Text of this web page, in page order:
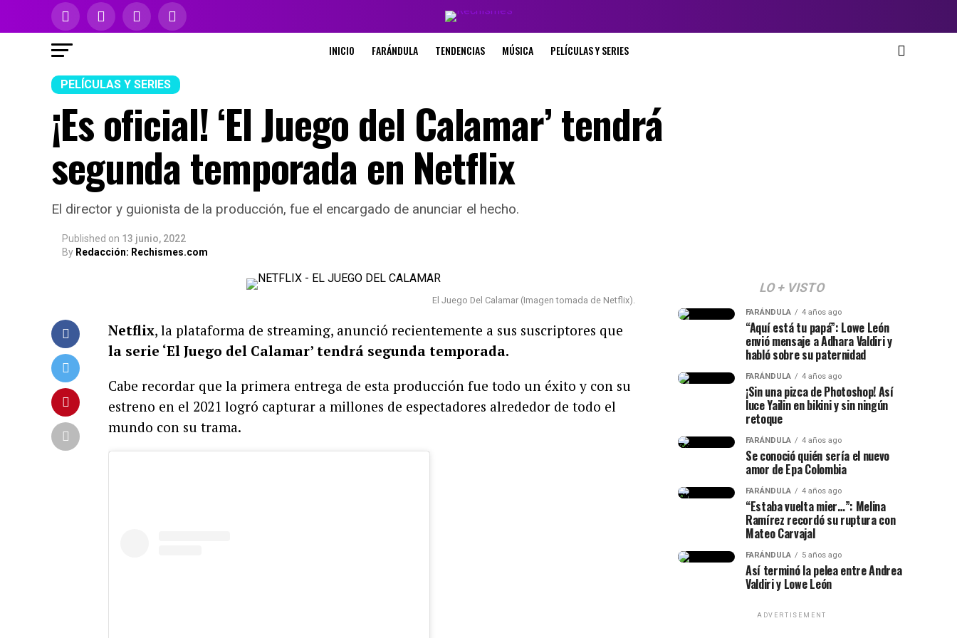
INICIO FARÁNDULA TENDENCIAS MÚSICA PELÍCULAS Y SERIES
PELÍCULAS Y SERIES
¡Es oficial! ‘El Juego del Calamar’ tendrá
segunda temporada en Netflix
El director y guionista de la producción, fue el encargado de anunciar el hecho.
Published on 13 junio, 2022
By Redacción: Rechismes.com
El Juego Del Calamar (Imagen tomada de Netflix).
Netflix, la plataforma de streaming, anunció recientemente a sus suscriptores que
la serie ‘El Juego del Calamar’ tendrá segunda temporada.
Cabe recordar que la primera entrega de esta producción fue todo un éxito y con su
estreno en el 2021 logró capturar a millones de espectadores alrededor de todo el
mundo con su trama.
LO + VISTO
FARÁNDULA 4 años ago
“Aquí está tu papá”: Lowe León
envió mensaje a Adhara Valdiri y
habló sobre su paternidad
FARÁNDULA 4 años ago
¡Sin una pizca de Photoshop! Así
luce Yailin en bikini y sin ningún
retoque
FARÁNDULA 4 años ago
Se conoció quién sería el nuevo
amor de Epa Colombia
FARÁNDULA 4 años ago
“Estaba vuelta mier…”: Melina
Ramírez recordó su ruptura con
Mateo Carvajal
FARÁNDULA 5 años ago
Así terminó la pelea entre Andrea
Valdiri y Lowe León
ADVERTISEMENT